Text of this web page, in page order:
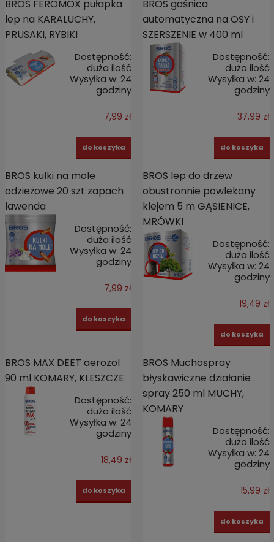
BROS FEROMOX pułapka
lep na KARALUCHY,
PRUSAKI, RYBIKI
Dostępność:
duża ilość
Wysyłka w: 24
godziny
7,99 zł
do koszyka
BROS gaśnica
automatyczna na OSY i
SZERSZENIE w 400 ml
Dostępność:
duża ilość
Wysyłka w: 24
godziny
37,99 zł
do koszyka
BROS kulki na mole
odzieżowe 20 szt zapach
lawenda
Dostępność:
duża ilość
Wysyłka w: 24
godziny
7,99 zł
do koszyka
BROS lep do drzew
obustronnie powlekany
klejem 5 m GĄSIENICE,
MRÓWKI
Dostępność:
duża ilość
Wysyłka w: 24
godziny
19,49 zł
do koszyka
BROS MAX DEET aerozol
90 ml KOMARY, KLESZCZE
Dostępność:
duża ilość
Wysyłka w: 24
godziny
18,49 zł
do koszyka
BROS Muchospray
błyskawiczne działanie
spray 250 ml MUCHY,
KOMARY
Dostępność:
duża ilość
Wysyłka w: 24
godziny
15,99 zł
do koszyka